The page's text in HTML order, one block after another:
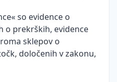
so evidence o
o prekrških, evidence
sklepov o
določenih v zakonu,